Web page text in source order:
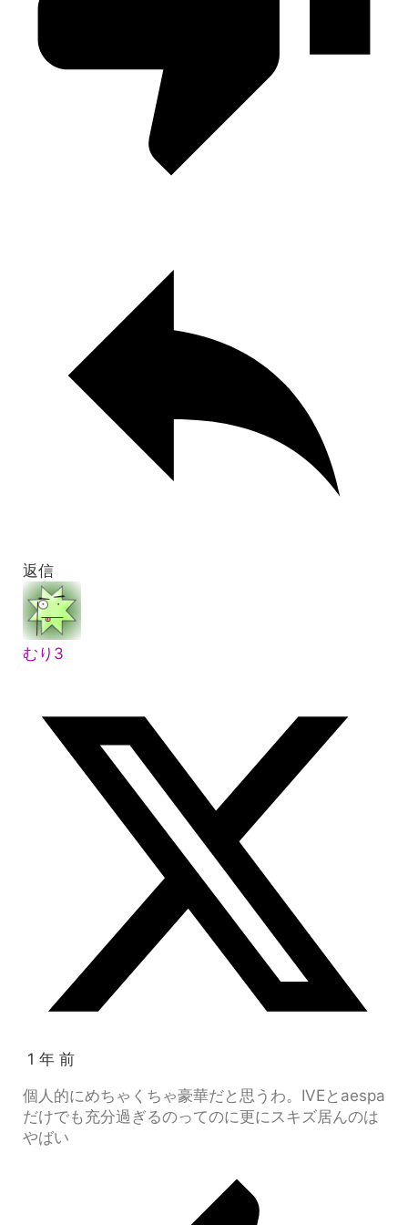
返信
むり3
1 年 前
個人的にめちゃくちゃ豪華だと思うわ。IVEとaespa
だけでも充分過ぎるのってのに更にスキズ居んのは
やばい